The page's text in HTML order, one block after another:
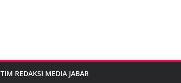
TIM REDAKSI MEDIA JABAR